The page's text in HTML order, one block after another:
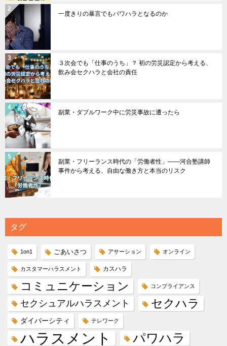
一度きりの暴言でもパワハラとなるのか
３次会でも「仕事のうち」？ 初の労災認定から考える、
飲み会セクハラと会社の責任
副業・ダブルワーク中に労災事故に遭ったら
副業・フリーランス時代の「労働者性」――河合塾講師
事件から考える、自由な働き方と本当のリスク
タグ
1on1 ごあいさつ アサーション オンライン
カスタマーハラスメント カスハラ
コミュニケーション コンプライアンス
セクシュアルハラスメント セクハラ
ダイバーシティ テレワーク
ハラスメント パワハラ